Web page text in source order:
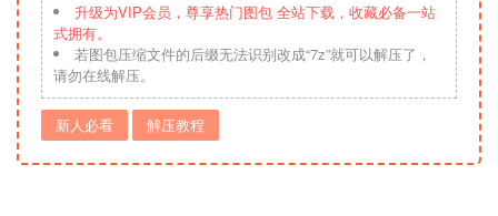
升级为VIP会员，尊享热门图包 全站下载，收藏必备一站
式拥有。
若图包压缩文件的后缀无法识别改成“7z”就可以解压了，
请勿在线解压。
新人必看 解压教程